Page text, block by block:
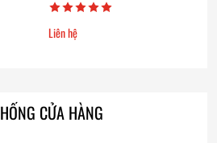
Liên hệ
CỬA HÀNG